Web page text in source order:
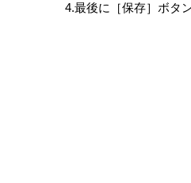
4.最後に［保存］ボタ